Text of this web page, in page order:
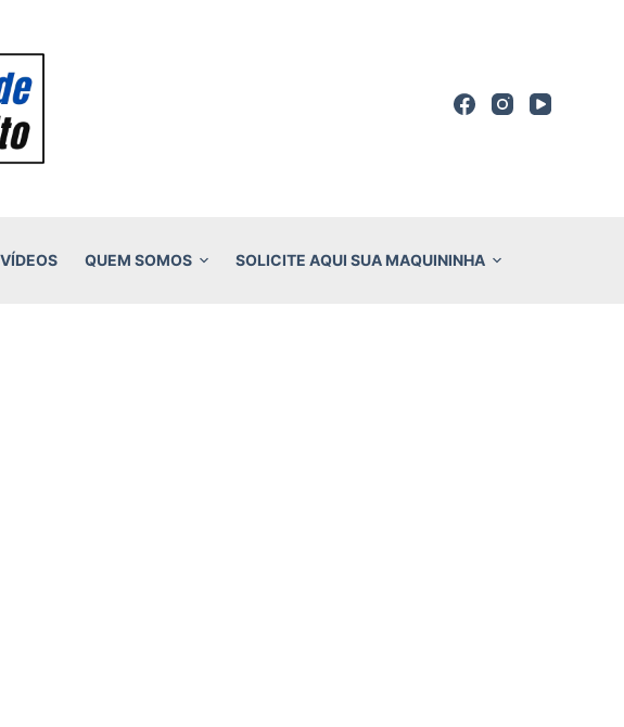
VÍDEOS QUEM SOMOS SOLICITE AQUI SUA MAQUININHA